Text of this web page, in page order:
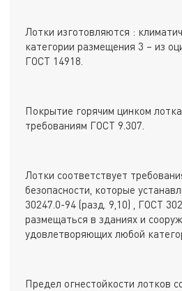
Лотки изготовляются :
категории размещения 3 – из
ГОСТ 14918.
Покрытие горячим цинком
требованиям ГОСТ 9.307.
Лотки соответствует
безопасности, которые
30247.0-94 (разд. 9,10) , ГОСТ
размещаться в зданиях и
удовлетворяющих любой
Предел огнестойкости лотков